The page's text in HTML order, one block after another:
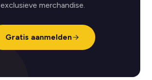
exclusieve merchandise.
Gratis aanmelden